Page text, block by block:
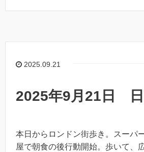
2025.09.21
2025年9月21日
本日からロンドン街歩き。スーパ
屋で朝食の後行動開始。歩いて、